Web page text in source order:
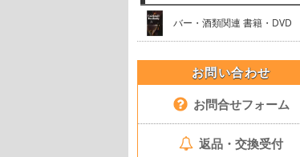
バー・酒類関連 書籍・DVD
お問い合わせ
お問合せフォーム
返品・交換受付